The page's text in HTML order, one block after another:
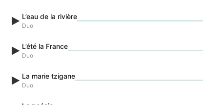
L’eau de la rivière
Duo
L’été la France
Duo
La marie tzigane
Duo